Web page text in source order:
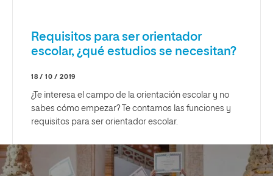
Requisitos para ser orientador
escolar, ¿qué estudios se necesitan?
18 / 10 / 2019
¿Te interesa el campo de la orientación escolar y no
sabes cómo empezar? Te contamos las funciones y
requisitos para ser orientador escolar.